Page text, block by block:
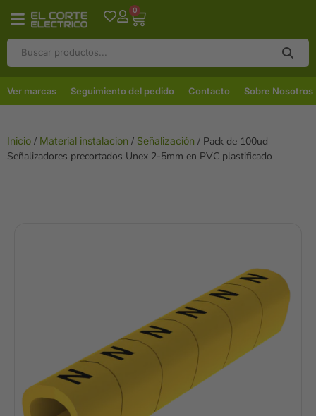
0
Ver marcas Seguimiento del pedido Contacto Sobre Nosotros
Inicio / Material instalacion / Señalización / Pack de 100ud
Señalizadores precortados Unex 2-5mm en PVC plastificado